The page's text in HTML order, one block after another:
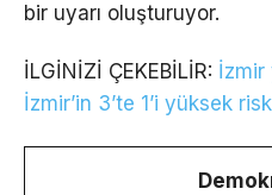
bir uyarı oluşturuyor.
İLGİNİZİ ÇEKEBİLİR: İzmir
İzmir’in 3’te 1’i yüksek